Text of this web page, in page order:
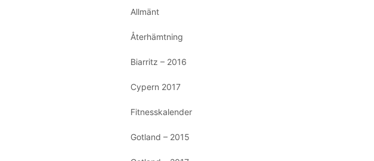
Allmänt
Återhämtning
Biarritz – 2016
Cypern 2017
Fitnesskalender
Gotland – 2015